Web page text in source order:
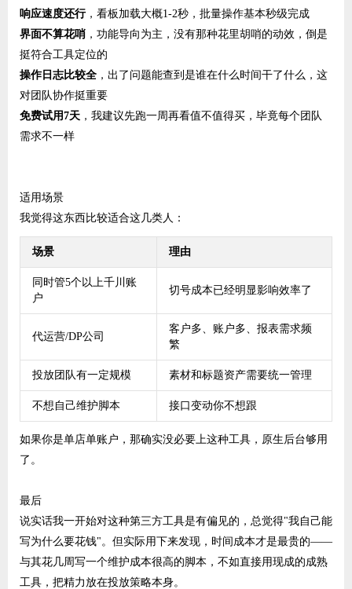
响应速度还行，看板加载大概1-2秒，批量操作基本秒级完成
界面不算花哨 ，功能导向为主，没有那种花里胡哨的动效，倒是
挺符合工具定位的
操作日志比较全 ，出了问题能查到是谁在什么时间干了什么，这
对团队协作挺重要
免费试用7天 ，我建议先跑一周再看值不值得买，毕竟每个团队
需求不一样
适用场景
我觉得这东西比较适合这几类人：
场景 理由
同时管5个以上千川账
户
切号成本已经明显影响效率了
代运营/DP公司
客户多、账户多、报表需求频
繁
投放团队有一定规模 素材和标题资产需要统一管理
不想自己维护脚本 接口变动你不想跟
如果你是单店单账户，那确实没必要上这种工具，原生后台够用
了。
最后
说实话我一开始对这种第三方工具是有偏见的，总觉得"我自己能
写为什么要花钱"。但实际用下来发现，时间成本才是最贵的——
与其花几周写一个维护成本很高的脚本，不如直接用现成的成熟
工具，把精力放在投放策略本身。